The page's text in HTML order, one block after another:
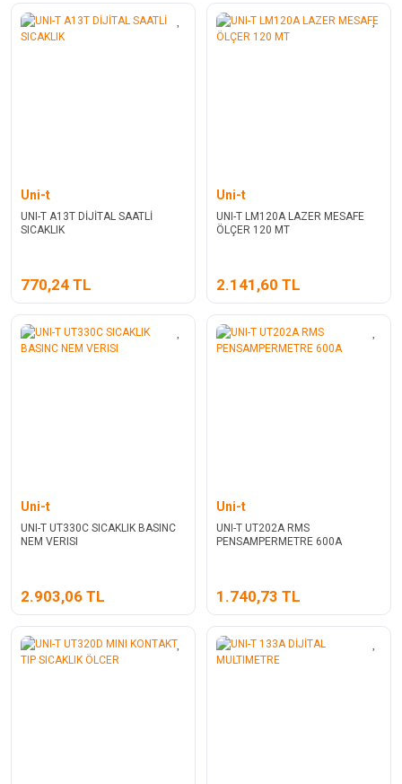
Uni-t
UNI-T A13T DİJİTAL SAATLİ
SICAKLIK
770,24 TL
Uni-t
UNI-T LM120A LAZER MESAFE
ÖLÇER 120 MT
2.141,60 TL
Uni-t
UNI-T UT330C SICAKLIK BASINC
NEM VERISI
2.903,06 TL
Uni-t
UNI-T UT202A RMS
PENSAMPERMETRE 600A
1.740,73 TL